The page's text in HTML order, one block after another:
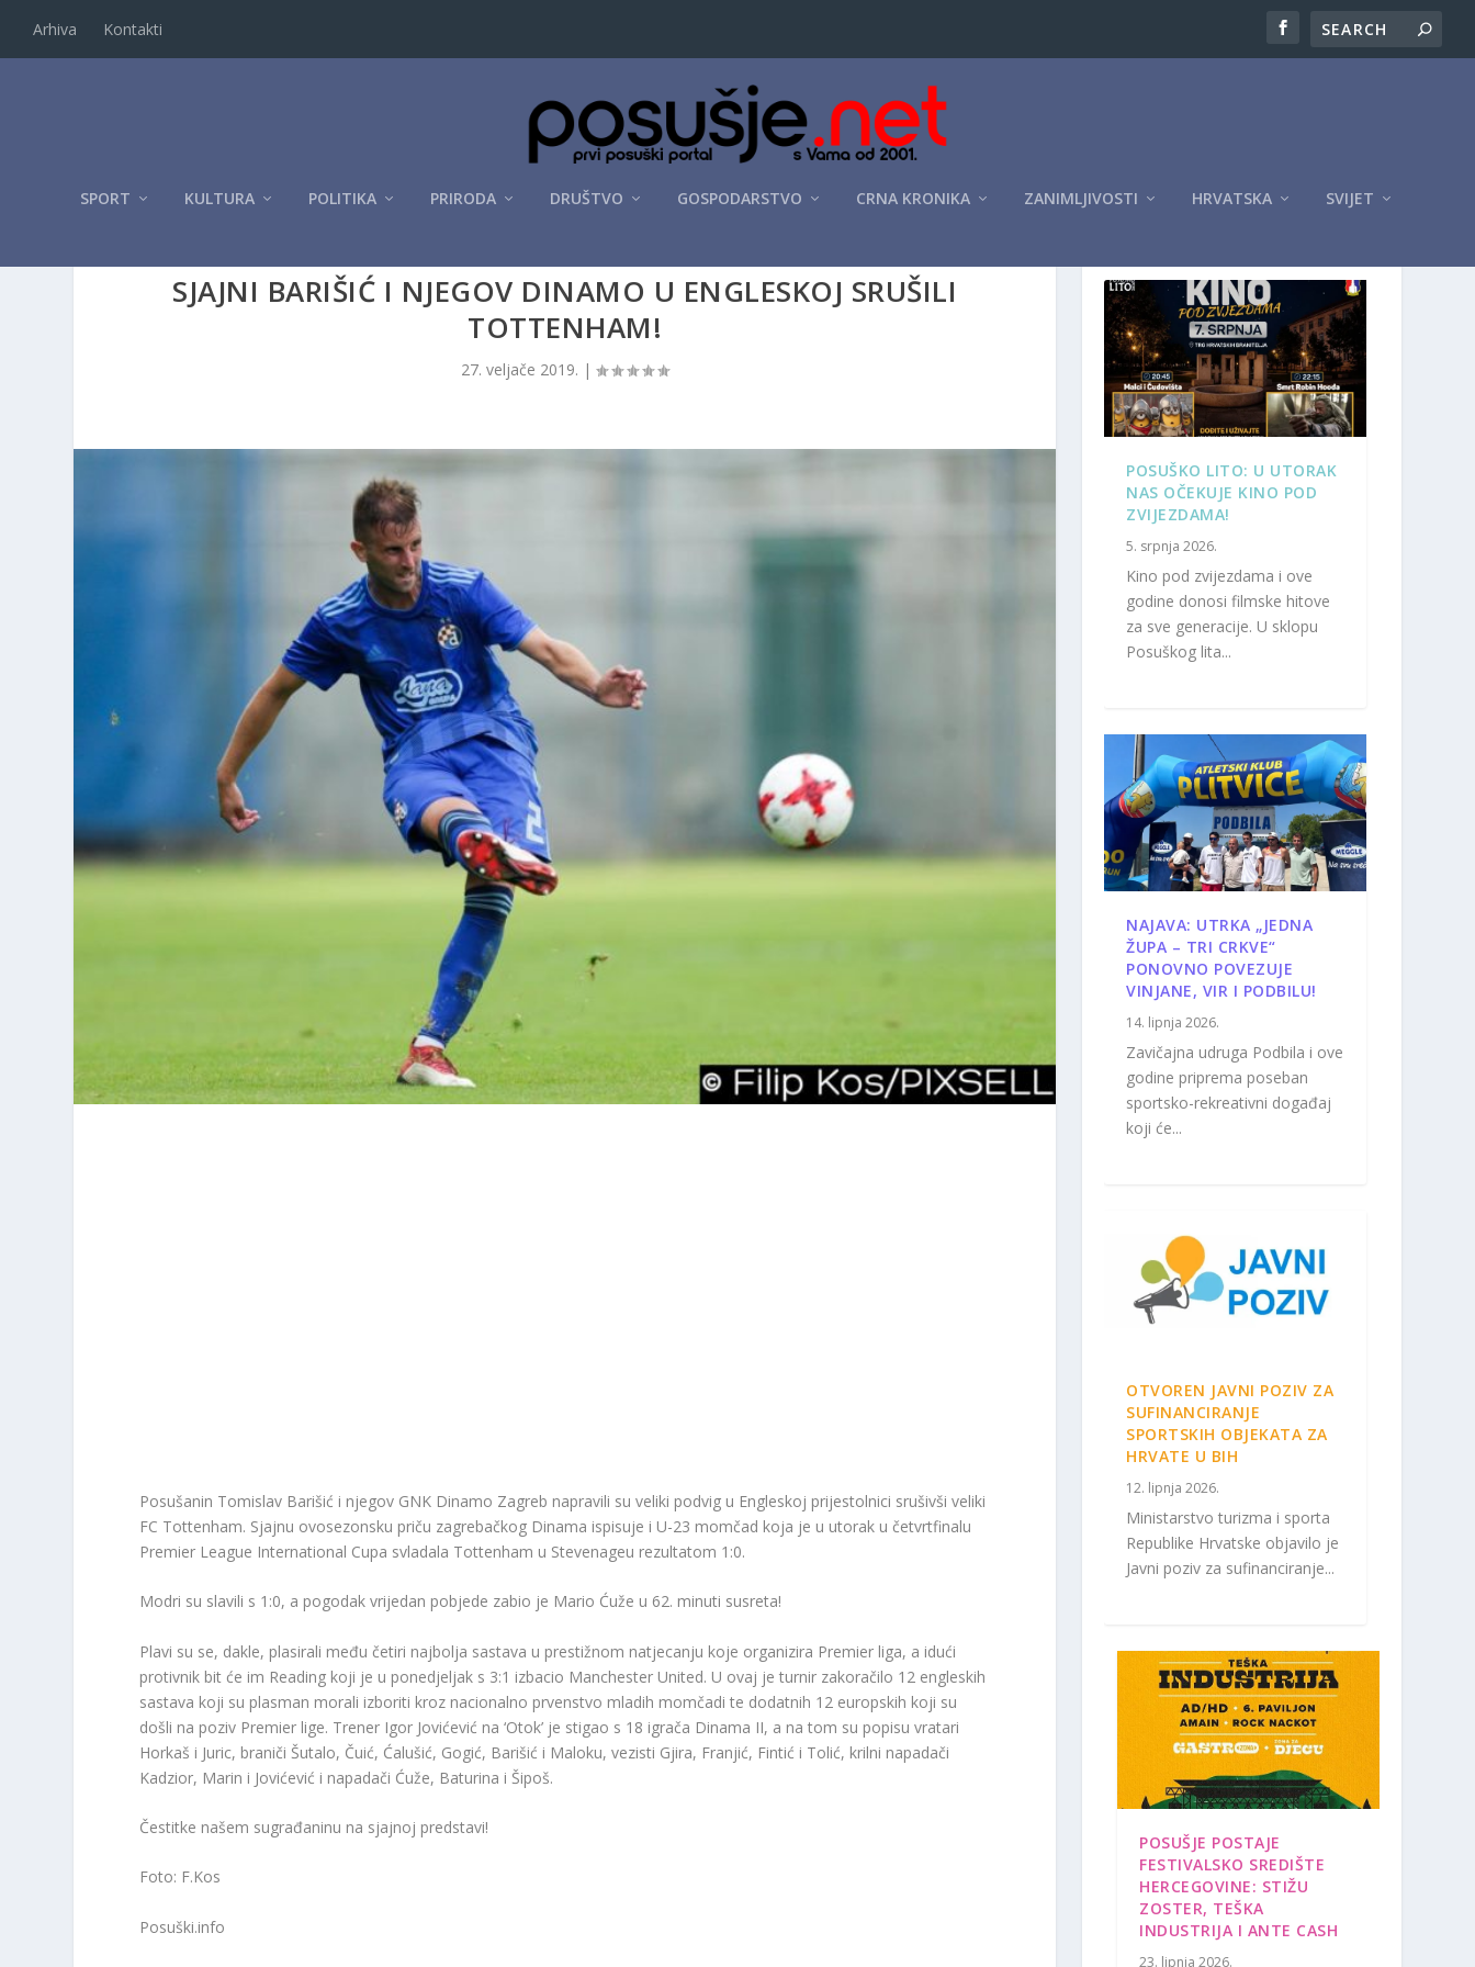
Arhiva Kontakti
SPORT KULTURA POLITIKA PRIRODA DRUŠTVO GOSPODARSTVO CRNA KRONIKA ZANIMLJIVOSTI HRVATSKA SVIJET
SJAJNI BARIŠIĆ I NJEGOV DINAMO U ENGLESKOJ SRUŠILI
TOTTENHAM!
27. veljače 2019. |
Posušanin Tomislav Barišić i njegov GNK Dinamo Zagreb napravili su veliki podvig u Engleskoj prijestolnici srušivši veliki
FC Tottenham. Sjajnu ovosezonsku priču zagrebačkog Dinama ispisuje i U-23 momčad koja je u utorak u četvrtfinalu
Premier League International Cupa svladala Tottenham u Stevenageu rezultatom 1:0.
Modri su slavili s 1:0, a pogodak vrijedan pobjede zabio je Mario Ćuže u 62. minuti susreta!
Plavi su se, dakle, plasirali među četiri najbolja sastava u prestižnom natjecanju koje organizira Premier liga, a idući
protivnik bit će im Reading koji je u ponedjeljak s 3:1 izbacio Manchester United. U ovaj je turnir zakoračilo 12 engleskih
sastava koji su plasman morali izboriti kroz nacionalno prvenstvo mladih momčadi te dodatnih 12 europskih koji su
došli na poziv Premier lige. Trener Igor Jovićević na ‘Otok’ je stigao s 18 igrača Dinama II, a na tom su popisu vratari
Horkaš i Juric, braniči Šutalo, Čuić, Ćalušić, Gogić, Barišić i Maloku, vezisti Gjira, Franjić, Fintić i Tolić, krilni napadači
Kadzior, Marin i Jovićević i napadači Ćuže, Baturina i Šipoš.
Čestitke našem sugrađaninu na sjajnoj predstavi!
Foto: F.Kos
Posuški.info
POSUŠKO LITO: U UTORAK
NAS OČEKUJE KINO POD
ZVIJEZDAMA!
5. srpnja 2026.
Kino pod zvijezdama i ove
godine donosi filmske hitove
za sve generacije. U sklopu
Posuškog lita...
NAJAVA: UTRKA „JEDNA
ŽUPA – TRI CRKVE“
PONOVNO POVEZUJE
VINJANE, VIR I PODBILU!
14. lipnja 2026.
Zavičajna udruga Podbila i ove
godine priprema poseban
sportsko-rekreativni događaj
koji će...
OTVOREN JAVNI POZIV ZA
SUFINANCIRANJE
SPORTSKIH OBJEKATA ZA
HRVATE U BIH
12. lipnja 2026.
Ministarstvo turizma i sporta
Republike Hrvatske objavilo je
Javni poziv za sufinanciranje...
POSUŠJE POSTAJE
FESTIVALSKO SREDIŠTE
HERCEGOVINE: STIŽU
ZOSTER, TEŠKA
INDUSTRIJA I ANTE CASH
23. lipnja 2026.